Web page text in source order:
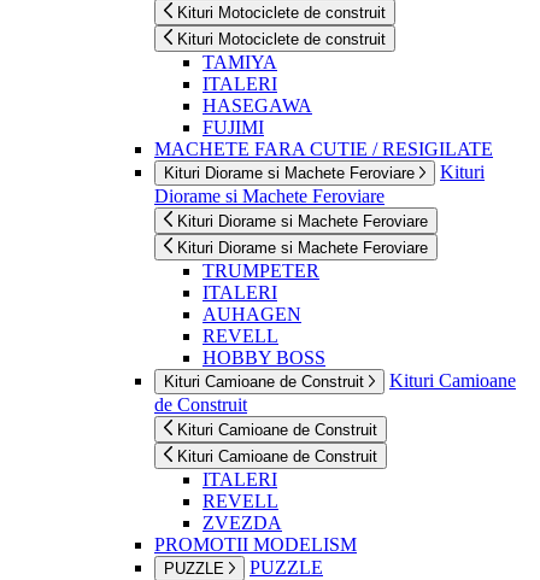
Kituri Motociclete de construit
Kituri Motociclete de construit
TAMIYA
ITALERI
HASEGAWA
FUJIMI
MACHETE FARA CUTIE / RESIGILATE
Kituri Diorame si Machete Feroviare
Kituri
Diorame si Machete Feroviare
Kituri Diorame si Machete Feroviare
Kituri Diorame si Machete Feroviare
TRUMPETER
ITALERI
AUHAGEN
REVELL
HOBBY BOSS
Kituri Camioane de Construit
Kituri Camioane
de Construit
Kituri Camioane de Construit
Kituri Camioane de Construit
ITALERI
REVELL
ZVEZDA
PROMOTII MODELISM
PUZZLE PUZZLE